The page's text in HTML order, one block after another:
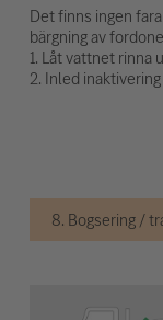
Det finns ingen
bärgning av
1. Låt vattnet rinna
2. Inled
8. Bogsering /